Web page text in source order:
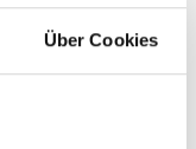
Über Cookies
sind
Erhebung